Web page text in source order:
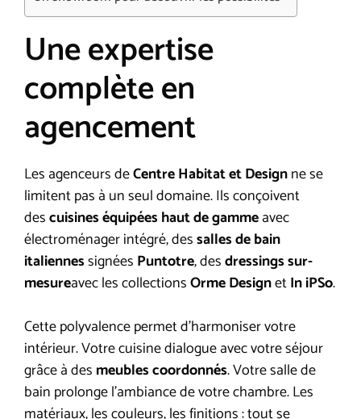
Une expertise
complète en
agencement
Les agenceurs deCentre Habitat et Designne se
limitent pas à un seul domaine. Ils conçoivent
descuisines équipées haut de gammeavec
électroménager intégré, dessalles de bain
italiennessignées Puntotre, desdressings sur-
mesureavec les collectionsOrme DesignetIn iPSo.
Cette polyvalence permet d’harmoniser votre
intérieur. Votre cuisine dialogue avec votre séjour
grâce à des meubles coordonnés. Votre salle de
bain prolonge l’ambiance de votre chambre. Les